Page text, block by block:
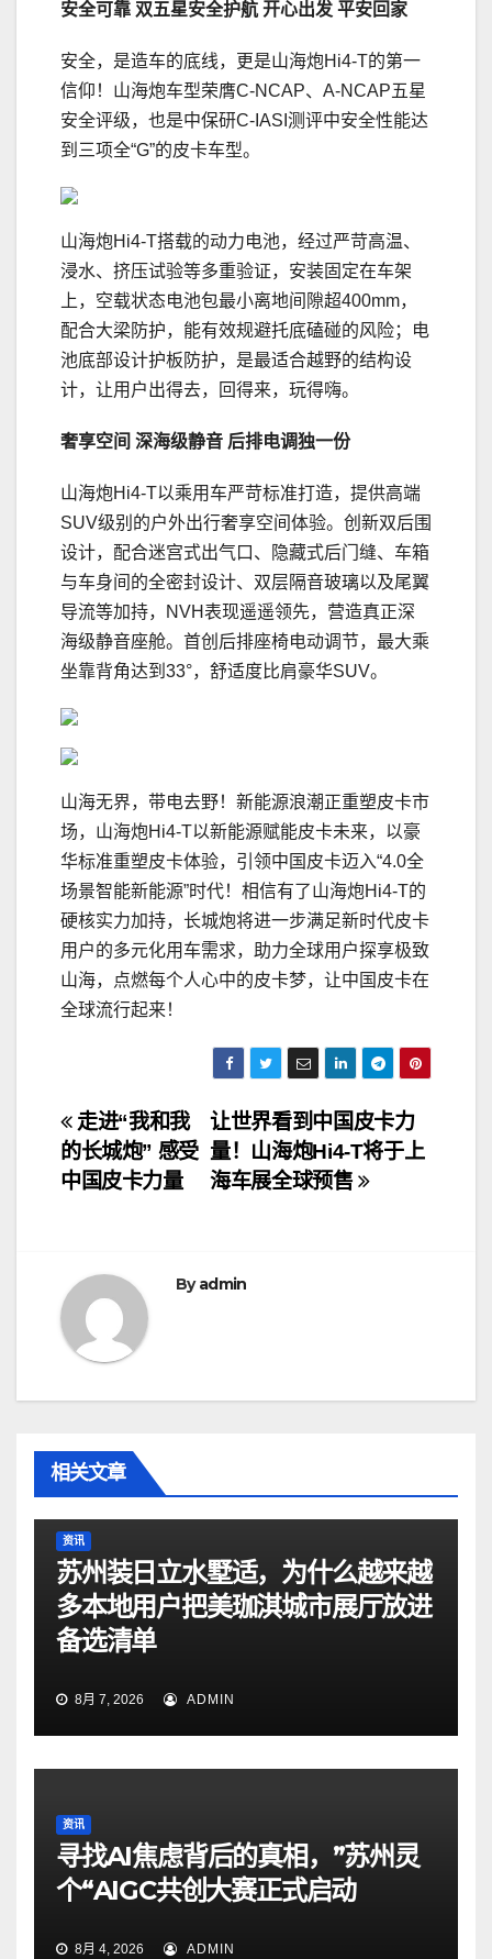
安全可靠 双五星安全护航 开心出发 平安回家
安全，是造车的底线，更是山海炮Hi4-T的第一
信仰！山海炮车型荣膺C-NCAP、A-NCAP五星
安全评级，也是中保研C-IASI测评中安全性能达
到三项全“G”的皮卡车型。
山海炮Hi4-T搭载的动力电池，经过严苛高温、
浸水、挤压试验等多重验证，安装固定在车架
上，空载状态电池包最小离地间隙超400mm，
配合大梁防护，能有效规避托底磕碰的风险；电
池底部设计护板防护，是最适合越野的结构设
计，让用户出得去，回得来，玩得嗨。
奢享空间 深海级静音 后排电调独一份
山海炮Hi4-T以乘用车严苛标准打造，提供高端
SUV级别的户外出行奢享空间体验。创新双后围
设计，配合迷宫式出气口、隐藏式后门缝、车箱
与车身间的全密封设计、双层隔音玻璃以及尾翼
导流等加持，NVH表现遥遥领先，营造真正深
海级静音座舱。首创后排座椅电动调节，最大乘
坐靠背角达到33°，舒适度比肩豪华SUV。
山海无界，带电去野！新能源浪潮正重塑皮卡市
场，山海炮Hi4-T以新能源赋能皮卡未来，以豪
华标准重塑皮卡体验，引领中国皮卡迈入“4.0全
场景智能新能源”时代！相信有了山海炮Hi4-T的
硬核实力加持，长城炮将进一步满足新时代皮卡
用户的多元化用车需求，助力全球用户探享极致
山海，点燃每个人心中的皮卡梦，让中国皮卡在
全球流行起来！
文
章
航
让世界看到中国皮卡力
量！山海炮Hi4-T将于上
海车展全球预售
走进“我和我
的长城炮” 感受
中国皮卡力量
Byadmin
相关文章
资讯
苏州装日立水墅适，为什么越来越
多本地用户把美珈淇城市展厅放进
备选清单
8月 7, 2026 ADMIN
资讯
寻找AI焦虑背后的真相，”苏州灵
个“AIGC共创大赛正式启动
8月 4, 2026 ADMIN